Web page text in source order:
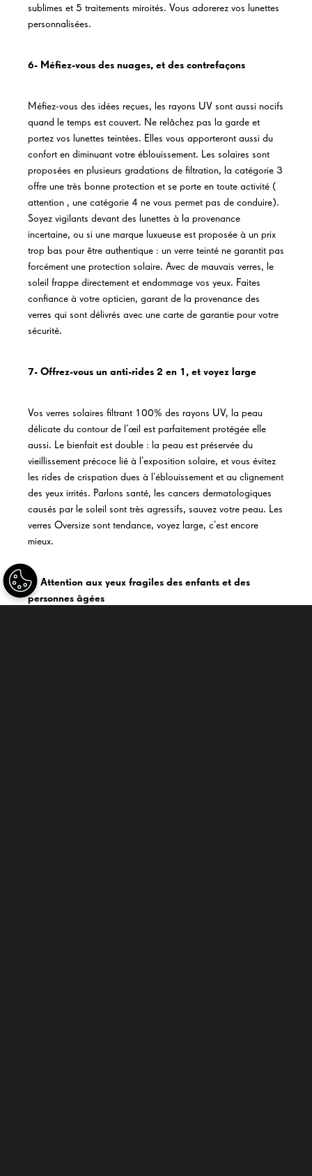
sublimes et 5 traitements miroités. Vous adorerez vos lunettes
personnalisées.
6- Méfiez-vous des nuages, et des contrefaçons
Méfiez-vous des idées reçues, les rayons UV sont aussi nocifs
quand le temps est couvert. Ne relâchez pas la garde et
portez vos lunettes teintées. Elles vous apporteront aussi du
confort en diminuant votre éblouissement. Les solaires sont
proposées en plusieurs gradations de filtration, la catégorie 3
offre une très bonne protection et se porte en toute activité (
attention , une catégorie 4 ne vous permet pas de conduire).
Soyez vigilants devant des lunettes à la provenance
incertaine, ou si une marque luxueuse est proposée à un prix
trop bas pour être authentique : un verre teinté ne garantit pas
forcément une protection solaire. Avec de mauvais verres, le
soleil frappe directement et endommage vos yeux. Faites
confiance à votre opticien, garant de la provenance des
verres qui sont délivrés avec une carte de garantie pour votre
sécurité.
7- Offrez-vous un anti-rides 2 en 1, et voyez large
Vos verres solaires filtrant 100% des rayons UV, la peau
délicate du contour de l’œil est parfaitement protégée elle
aussi. Le bienfait est double : la peau est préservée du
vieillissement précoce lié à l’exposition solaire, et vous évitez
les rides de crispation dues à l’éblouissement et au clignement
des yeux irrités. Parlons santé, les cancers dermatologiques
causés par le soleil sont très agressifs, sauvez votre peau. Les
verres Oversize sont tendance, voyez large, c’est encore
mieux.
8- Attention aux yeux fragiles des enfants et des
personnes âgées